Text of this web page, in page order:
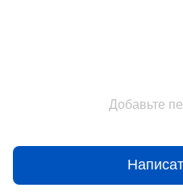
Добавьте